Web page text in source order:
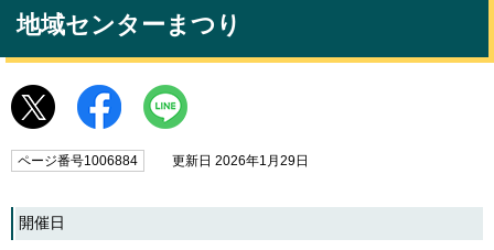
地域センターまつり
ページ番号1006884 更新日 2026年1月29日
開催日